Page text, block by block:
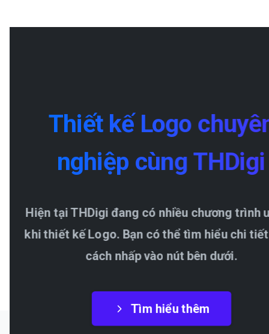
Thiết kế Logo
nghiệp cùng THDigi
Hiện tại THDigi đang có nhiều chương trình
khi thiết kế Logo. Bạn có thể tìm hiểu chi
cách nhấp vào nút bên dưới.
Tìm hiểu thêm